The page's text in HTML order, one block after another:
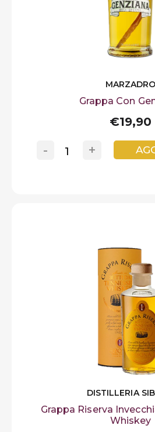
MARZADRO
Grappa Con
€19,90
+
-
DISTILLERIA
Grappa Riserva
Whiskey